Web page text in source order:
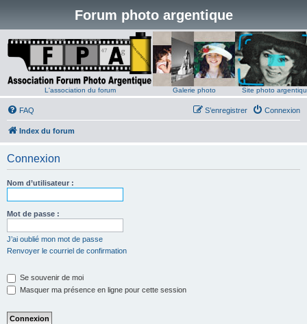
Forum photo argentique
L'association du forum Galerie photo Site photo
FAQ Connexion
S’enregistrer
Index du forum
Connexion
Nom d’utilisateur :
Mot de passe :
J’ai oublié mon mot de passe
Renvoyer le courriel de confirmation
Se souvenir de moi
Masquer ma présence en ligne pour cette session